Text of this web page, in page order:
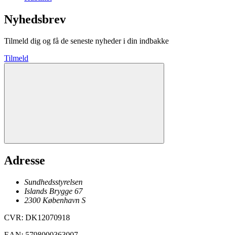
Nyhedsbrev
Tilmeld dig og få de seneste nyheder i din indbakke
Tilmeld
Adresse
Sundhedsstyrelsen
Islands Brygge 67
2300 København S
CVR: DK12070918